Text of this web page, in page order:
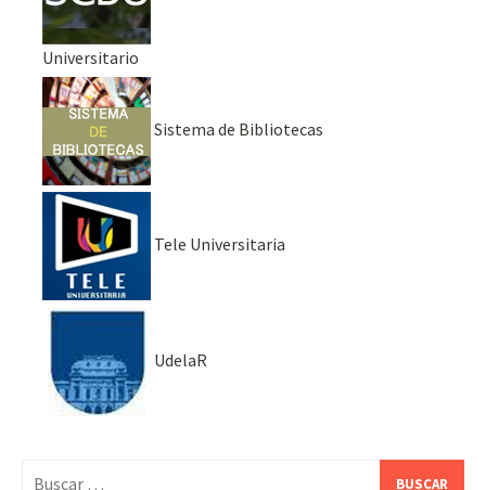
Universitario
Sistema de Bibliotecas
Tele Universitaria
UdelaR